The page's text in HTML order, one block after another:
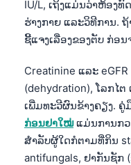
IU/L, ເຖິງແມ່ນວ່າຫ້ອງ
ຮ່າງກາຍ ແລະວິທີການ.
ຊີ້ແຈງເລື່ອງຂອງຕັບ ກ່ອ
Creatinine ແລະ
(dehydration), ໂລກໄ
ເພີ່ມທະວີຜົນຂ້າງຄຽງ. ຄູ່
ກ່ອນຢາໃໝ່ແມ່ນການກວ
ສຳລັບຜູ້ໃດກໍຕາມທີ່ກິນ
antifungals, ຢາກັນຊັກ
Tagalog
ไทย
ဗမာစာ
ភាសាខ្មែរ
አማርኛ
Українська